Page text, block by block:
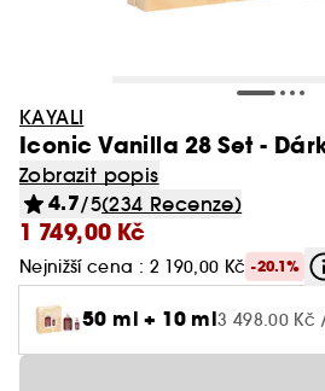
KAYALI
Iconic Vanilla 28 Set -
Zobrazit popis
4.7/5(234 Recenze)
1 749,00 Kč
Nejnižší cena : 2 190,00 Kč -20.1%
50 ml + 10 ml3 498.00 Kč